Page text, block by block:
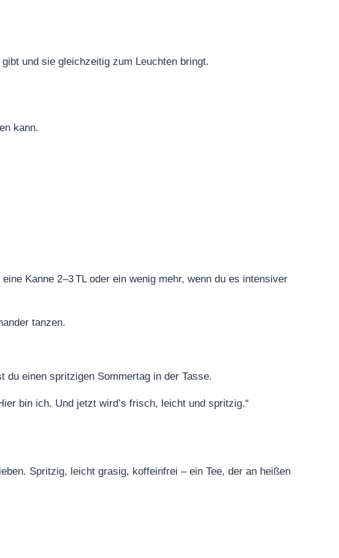
und sie gleichzeitig zum Leuchten bringt.
kann.
Kanne 2–3 TL oder ein wenig mehr, wenn du es intensiver
tanzen.
du einen spritzigen Sommertag in der Tasse.
bin ich. Und jetzt wird’s frisch, leicht und spritzig.“
Spritzig, leicht grasig, koffeinfrei – ein Tee, der an heißen